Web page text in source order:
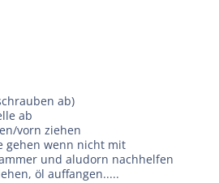
ab)
ab
vorn ziehen
gehen wenn nicht mit
und aludorn nachhelfen
öl auffangen.....